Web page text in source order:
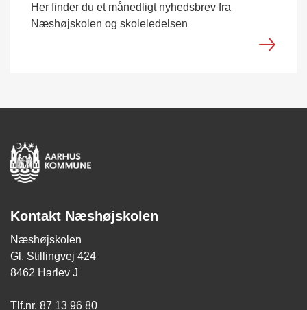
Her finder du et månedligt nyhedsbrev fra
Næshøjskolen og skoleledelsen
Kontakt Næshøjskolen
Næshøjskolen
Gl. Stillingvej 424
8462 Harlev J
Tlf.nr. 87 13 96 80